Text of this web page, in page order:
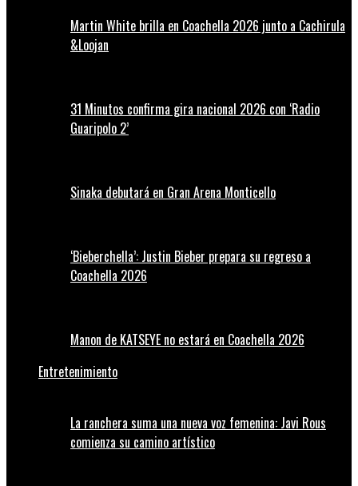
Martin White brilla en Coachella 2026 junto a Cachirula
&Loojan
31 Minutos confirma gira nacional 2026 con ‘Radio
Guaripolo 2’
Sinaka debutará en Gran Arena Monticello
‘Bieberchella’: Justin Bieber prepara su regreso a
Coachella 2026
Manon de KATSEYE no estará en Coachella 2026
Entretenimiento
La ranchera suma una nueva voz femenina: Javi Rous
comienza su camino artístico